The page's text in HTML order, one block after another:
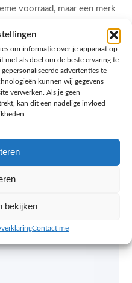
om informatie over je apparaat op
met als doel om de beste ervaring te
advertenties te
kunnen wij gegevens
verwerken. Als je geen
kan dit een nadelige invloed
bekijken
Contact me
voorraad, maar een merk
in beeld
om uitgestrooid te
en mix-zakken
we niet alleen in het
en categoriepagina’s, waar